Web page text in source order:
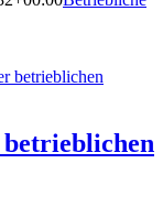
betrieblichen